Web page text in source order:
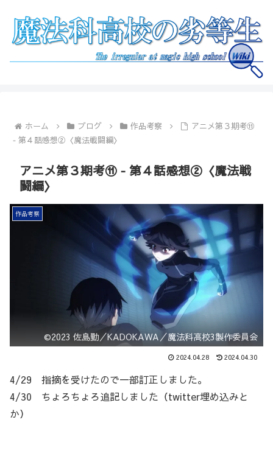
ホーム ブログ 作品考察
アニメ第３期考⑪
‐ 第４話感想②〈魔法戦闘編〉
アニメ第３期考⑪ ‐ 第４話感想②〈魔法戦
闘編〉
作品考察
©2023 佐島勤／KADOKAWA／魔法科高校3製作委員会
2024.04.28 2024.04.30
4/29 指摘を受けたので一部訂正しました。
4/30 ちょろちょろ追記しました（twitter埋め込みと
か）